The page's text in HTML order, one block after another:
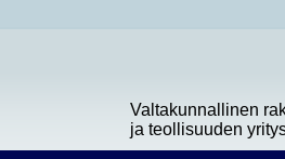
Valtakunnallinen
ja teollisuuden